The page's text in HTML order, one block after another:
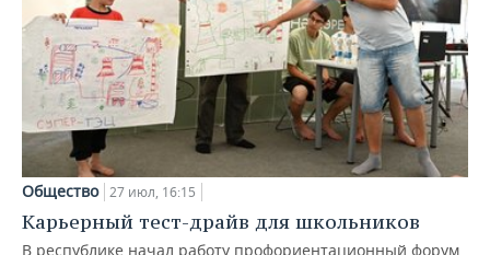
Общество 27 июл, 16:15
Карьерный тест-драйв для школьников
В республике начал работу профориентационный форум